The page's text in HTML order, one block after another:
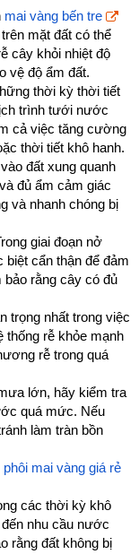
mai vàng bến tre
mặt đất có thể
cây khỏi nhiệt độ
vệ độ ẩm đất.
thời kỳ thời tiết
trình tưới nước
cả việc tăng cường
thời tiết khô hanh.
đất xung quanh
đủ ẩm cảm giác
và nhanh chóng bị
giai đoạn nở
cẩn thận để đảm
bảo rằng cây có đủ
trọng nhất trong việc
thống rễ khỏe mạnh
rễ trong quá
lớn, hãy kiểm tra
quá mức. Nếu
làm tràn bồn
phôi mai vàng giá rẻ
các thời kỳ khô
nhu cầu nước
rằng đất không bị